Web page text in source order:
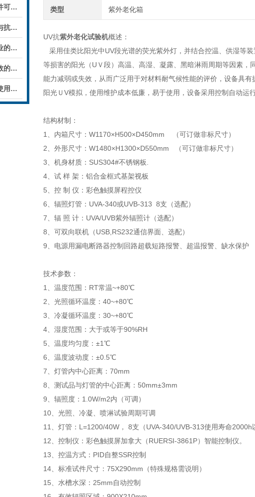
PCT高压老化箱在电子元器件可靠性测试中的重要作用，你真的了解吗？深度解析！
混凝土冻融试验机工作原理与抗冻性测试标准全解析
PCT高压老化箱：科研与工业的得力助手
利用PCT高压老化箱进行高效的老化测试
紫外线老化试验机的用途和使用方法
类型 紫外老化箱
UV抗紫外老化试验机概述：
采用佳类比阳光中UV段光谱的荧光紫外灯，并结合控温、供湿等
等损害的阳光（UＶ段）高温、高湿、 凝露、黑暗淋雨周期等因素，
能力减弱或失效，从而广泛用于对材料耐气候性能的评价，设备具有
阳光ＵV模拟，使用维护成本低廉，易于使用，设备采用控制自动运
结构材制：
1、内箱尺寸：W1170×H500×D450mm （可订做非标尺寸）
2、外形尺寸：W1480×H1300×D550mm （可订做非标尺寸）
3、机身材质：SUS304#不锈钢板.
4、试 样 架：铝合金框式基架视板
5、控 制 仪：彩色触摸屏程控仪
6、辐照灯管：UVA-340或UVB-313 8支（选配）
7、辐 照 计：UVA/UVB紫外辐照计（选配）
8、可双向联机（USB,RS232通信界面、选配）
9、电源用漏电断路器控制回路超载短路报警、超温报警、缺水保护
技术参数：
1、温度范围：RT常温~+80℃
2、光照循环温度：40~+80℃
3、冷凝循环温度：30~+80℃
4、湿度范围：大于或等于90%RH
5、温度均匀度：±1℃
6、温度波动度：±0.5℃
7、灯管内中心距离：70mm
8、测试品与灯管的中心距离：50mm±3mm
9、辐照度：1.0W/m2内（可调）
10、光照、冷凝、喷淋试验周期可调
11、灯管：L=1200/40W， 8支（UVA-340/UVB-313使用寿命2000h
12、控制仪：彩色触摸屏加拿大（RUERSI-3861P）智能控制仪。
13、控温方式：PID自整SSR控制
14、标准试件尺寸：75X290mm（特殊规格需说明）
15、水槽水深：25mm自动控制